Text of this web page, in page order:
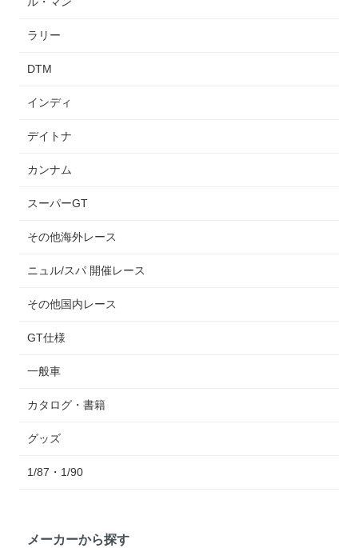
ラリー
DTM
インディ
デイトナ
カンナム
スーパーGT
その他海外レース
ニュル/スパ 開催レース
その他国内レース
GT仕様
一般車
カタログ・書籍
グッズ
1/87・1/90
メーカーから探す